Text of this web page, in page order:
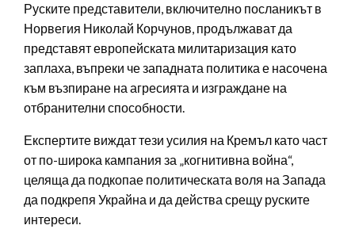
Руските представители, включително посланикът в
Норвегия Николай Корчунов, продължават да
представят европейската милитаризация като
заплаха, въпреки че западната политика е насочена
към възпиране на агресията и изграждане на
отбранителни способности.
Експертите виждат тези усилия на Кремъл като част
от по-широка кампания за „когнитивна война“,
целяща да подкопае политическата воля на Запада
да подкрепя Украйна и да действа срещу руските
интереси.